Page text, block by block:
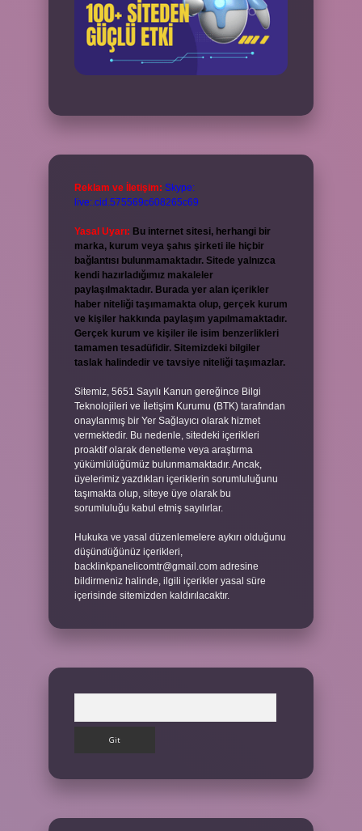
Reklam ve İletişim: Skype:
live:.cid.575569c608265c69
Yasal Uyarı: Bu internet sitesi, herhangi bir
marka, kurum veya şahıs şirketi ile hiçbir
bağlantısı bulunmamaktadır. Sitede yalnızca
kendi hazırladığımız makaleler
paylaşılmaktadır. Burada yer alan içerikler
haber niteliği taşımamakta olup, gerçek kurum
ve kişiler hakkında paylaşım yapılmamaktadır.
Gerçek kurum ve kişiler ile isim benzerlikleri
tamamen tesadüfidir. Sitemizdeki bilgiler
taslak halindedir ve tavsiye niteliği taşımazlar.
Sitemiz, 5651 Sayılı Kanun gereğince Bilgi
Teknolojileri ve İletişim Kurumu (BTK) tarafından
onaylanmış bir Yer Sağlayıcı olarak hizmet
vermektedir. Bu nedenle, sitedeki içerikleri
proaktif olarak denetleme veya araştırma
yükümlülüğümüz bulunmamaktadır. Ancak,
üyelerimiz yazdıkları içeriklerin sorumluluğunu
taşımakta olup, siteye üye olarak bu
sorumluluğu kabul etmiş sayılırlar.
Hukuka ve yasal düzenlemelere aykırı olduğunu
düşündüğünüz içerikleri,
backlinkpanelicomtr@gmail.com adresine
bildirmeniz halinde, ilgili içerikler yasal süre
içerisinde sitemizden kaldırılacaktır.